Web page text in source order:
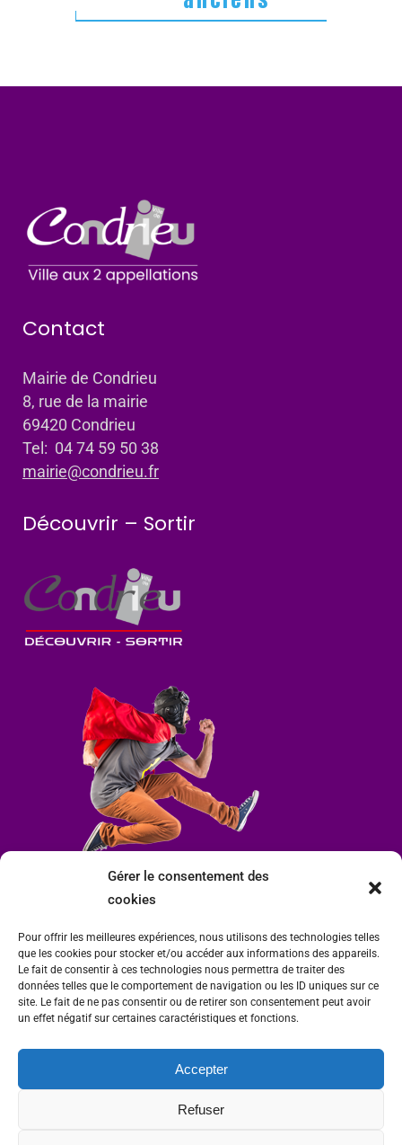
Gérer le consentement des
cookies
Pour offrir les meilleures expériences, nous utilisons des technologies telles
que les cookies pour stocker et/ou accéder aux informations des appareils.
Le fait de consentir à ces technologies nous permettra de traiter des
données telles que le comportement de navigation ou les ID uniques sur ce
site. Le fait de ne pas consentir ou de retirer son consentement peut avoir
un effet négatif sur certaines caractéristiques et fonctions.
Accepter
Refuser
Contact
Mairie de Condrieu
8, rue de la mairie
69420 Condrieu
Tel: 04 74 59 50 38
mairie@condrieu.fr
Découvrir – Sortir
Mairie de Condrieu | Copyright © 2023 |Mentions légales